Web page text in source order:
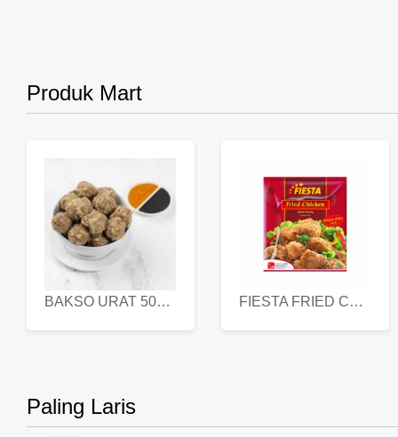
Produk Mart
BAKSO URAT 500 GR FIESTA FRIED CHICKEN 500 GR
Paling Laris